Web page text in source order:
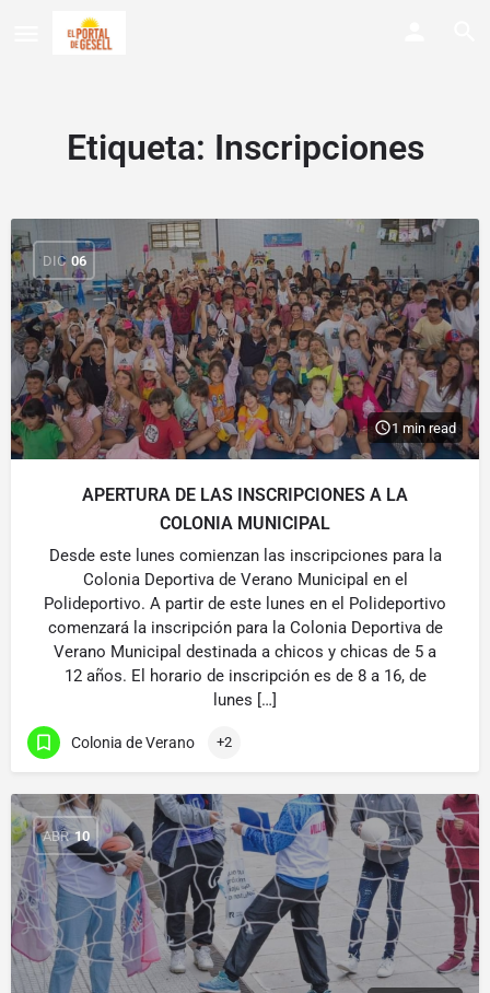
Etiqueta: Inscripciones
DIC 06
1 min read
APERTURA DE LAS INSCRIPCIONES A LA
COLONIA MUNICIPAL
Desde este lunes comienzan las inscripciones para la
Colonia Deportiva de Verano Municipal en el
Polideportivo. A partir de este lunes en el Polideportivo
comenzará la inscripción para la Colonia Deportiva de
Verano Municipal destinada a chicos y chicas de 5 a
12 años. El horario de inscripción es de 8 a 16, de
lunes […]
Colonia de Verano +2
ABR 10